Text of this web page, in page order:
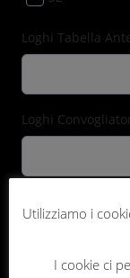
Loghi Tabella
Loghi
Utilizziamo i
I cookie ci